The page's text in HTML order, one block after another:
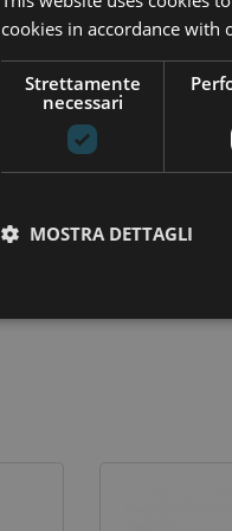
Libramed
cookies in accordance with
Strettamente
necessari
MOSTRA DETTAGLI